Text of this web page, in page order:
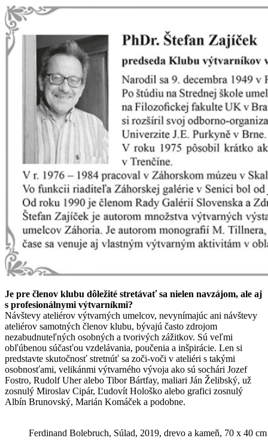
Je pre členov klubu dôležité stretávať sa nielen navzájom, ale aj
s profesionálnymi výtvarníkmi?
Návštevy ateliérov výtvarných umelcov, nevynímajúc ani návštevy
ateliérov samotných členov klubu, bývajú často zdrojom
nezabudnuteľných osobných a tvorivých zážitkov. Sú veľmi
obľúbenou súčasťou vzdelávania, poučenia a inšpirácie. Len si
predstavte skutočnosť stretnúť sa zoči-voči v ateliéri s takými
osobnosťami, velikánmi výtvarného vývoja ako sú sochári Jozef
Fostro, Rudolf Uher alebo Tibor Bártfay, maliari Ján Želibský, už
zosnulý Miroslav Cipár, Ľudovít Hološko alebo grafici zosnulý
Albín Brunovský, Marián Komáček a podobne.
Ferdinand Bolebruch, Súlad, 2019, drevo a kameň, 70 x 40 cm